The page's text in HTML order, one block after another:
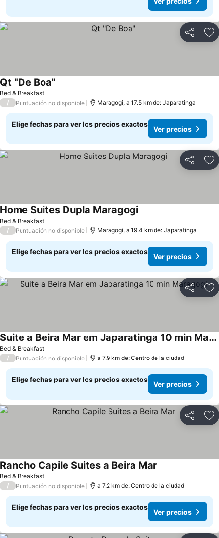
Compartir
Bed & Breakfast
Qt "De Boa"
/ Puntuación no disponible Maragogi, a 17.5 km de: Japaratinga
Elige fechas para ver los precios exactos
Ver precios
Compartir
Bed & Breakfast
Home Suites Dupla MaragogiVer precios
/ Puntuación no disponible Maragogi, a 19.4 km de: Japaratinga
Elige fechas para ver los precios exactos
Ver precios
Compartir
Bed & Breakfast
Suite a Beira Mar em Japaratinga 10 min Maragogi
Ver precios
/ Puntuación no disponible a 7.9 km de: Centro de la ciudad
Elige fechas para ver los precios exactos
Ver precios
Compartir
Bed & Breakfast
Rancho Capile Suites a Beira Mar
/ Puntuación no disponible a 7.2 km de: Centro de la ciudad
Elige fechas para ver los precios exactos
Ver precios